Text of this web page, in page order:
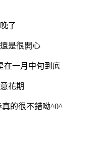
了
是很開心
在一月中旬到底
花期
的很不錯呦^0^